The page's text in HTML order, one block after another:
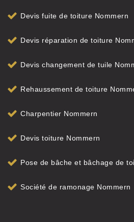
Devis fuite de toiture Nommern
Devis réparation de toiture
Devis changement de tuile
Rehaussement de toiture
Charpentier Nommern
Devis toiture Nommern
Pose de bâche et bâchage de
Société de ramonage Nommern